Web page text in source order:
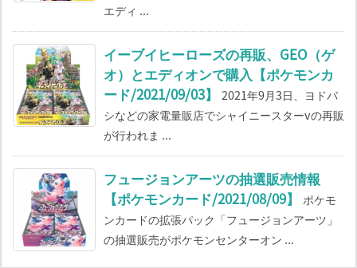
エディ ...
イーブイヒーローズの再販、GEO（ゲ
オ）とエディオンで購入【ポケモンカ
ード/2021/09/03】
2021年9月3日、ヨドバ
シなどの家電量販店でシャイニースターvの再販
が行われま ...
フュージョンアーツの抽選販売情報
【ポケモンカード/2021/08/09】
ポケモ
ンカードの拡張パック「フュージョンアーツ」
の抽選販売がポケモンセンターオン ...